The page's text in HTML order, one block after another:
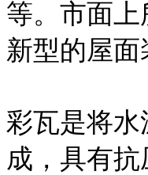
等。市面
新型的屋面
彩瓦是将
成，具有